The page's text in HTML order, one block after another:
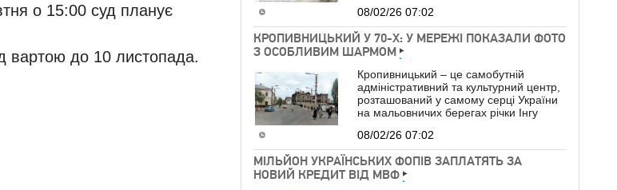
о 15:00 суд планує
вартою до 10 листопада.
08/02/26 07:02
КРОПИВНИЦЬКИЙ У 70-Х: У МЕРЕЖІ ПОКАЗАЛИ ФОТО
З ОСОБЛИВИМ ШАРМОМ
Кропивницький – це самобутній
адміністративний та культурний центр,
розташований у самому серці України
на мальовничих берегах річки Інгу
08/02/26 07:02
МІЛЬЙОН УКРАЇНСЬКИХ ФОПІВ ЗАПЛАТЯТЬ ЗА
НОВИЙ КРЕДИТ ВІД МВФ